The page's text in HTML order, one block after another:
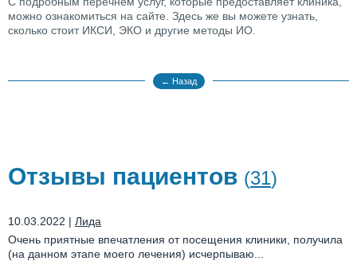
можно ознакомиться на сайте. Здесь же вы можете узнать,
сколько стоит ИКСИ, ЭКО и другие методы ИО.
← Назад
Отзывы пациентов (31)
10.03.2022 | Лида
Очень приятные впечатления от посещения клиники, получила
(на данном этапе моего лечения) исчерпываю...